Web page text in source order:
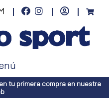
tu primera compra en nuestra